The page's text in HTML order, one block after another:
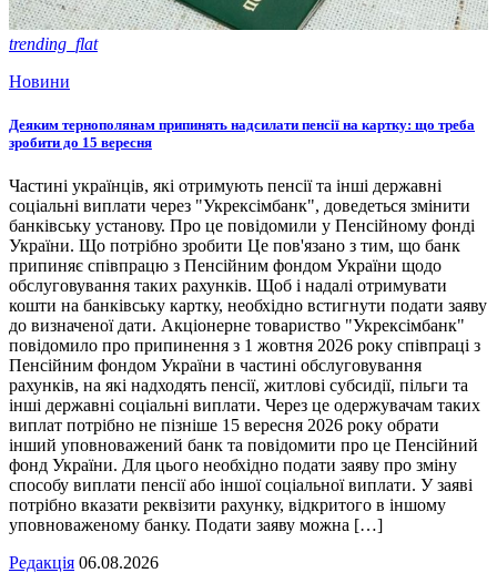
trending_flat
Новини
Деяким тернополянам припинять надсилати пенсії на картку: що треба
зробити до 15 вересня
Частині українців, які отримують пенсії та інші державні
соціальні виплати через "Укрексімбанк", доведеться змінити
банківську установу. Про це повідомили у Пенсійному фонді
України. Що потрібно зробити Це пов'язано з тим, що банк
припиняє співпрацю з Пенсійним фондом України щодо
обслуговування таких рахунків. Щоб і надалі отримувати
кошти на банківську картку, необхідно встигнути подати заяву
до визначеної дати. Акціонерне товариство "Укрексімбанк"
повідомило про припинення з 1 жовтня 2026 року співпраці з
Пенсійним фондом України в частині обслуговування
рахунків, на які надходять пенсії, житлові субсидії, пільги та
інші державні соціальні виплати. Через це одержувачам таких
виплат потрібно не пізніше 15 вересня 2026 року обрати
інший уповноважений банк та повідомити про це Пенсійний
фонд України. Для цього необхідно подати заяву про зміну
способу виплати пенсії або іншої соціальної виплати. У заяві
потрібно вказати реквізити рахунку, відкритого в іншому
уповноваженому банку. Подати заяву можна […]
Редакція 06.08.2026